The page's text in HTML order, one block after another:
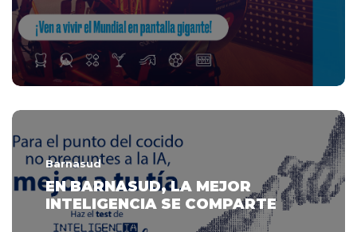
Barnasud
EN BARNASUD, LA MEJOR
INTELIGENCIA SE COMPARTE